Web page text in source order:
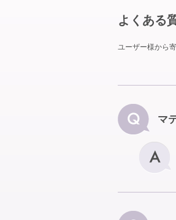
よくある
ユーザー様から
マ